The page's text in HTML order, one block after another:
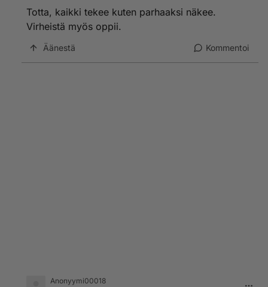
Totta, kaikki tekee kuten parhaaksi näkee.
Virheistä myös oppii.
Äänestä Kommentoi
Anonyymi00018